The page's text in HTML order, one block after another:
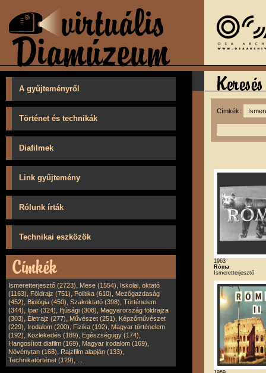
A gyűjteményről
Történet és technikák
Diafilmek
Link gyűjtemény
Rólunk írták
Technikai eszközök
Ismeretterjesztő (2723), Mese (1554), Iskolai, oktató
(1163), Földrajz (751), Politika (610), Mezőgazdaság
(452), Biológia (450), Szakoktató (398), Történelem
(344), Ipar (324), Ifjúsági (308), Magyarország földrajza
(303), Életrajz (277), Művészet (251), Képzőművészet
(229), Irodalom (200), Fizika (192), Magyar történelem
(192), Közlekedés (189), Egészségügy (174),
Hangosított diafilm (169), Magyar irodalom (169),
Növénytan (168), Rajzfilm alapján (133),
Technikatörténet (129),
Címkék:
1963
Róma
Ismeretterjesztő